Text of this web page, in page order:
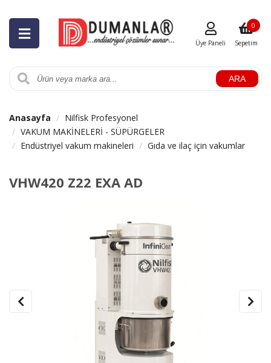
ARA
Üye Paneli Sepetim
0
Anasayfa
Nilfisk Profesyonel
VAKUM MAKİNELERİ - SÜPÜRGELER
Endüstriyel vakum makineleri
Gıda ve ilaç için vakumlar
VHW420 Z22 EXA AD